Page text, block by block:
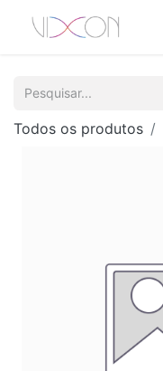
Todos os produtos